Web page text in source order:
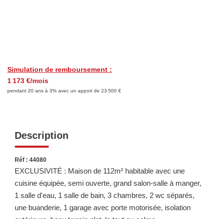
Simulation de remboursement :
1 173 €/mois
pendant 20 ans à 3% avec un apport de 23 500 €
Description
Réf : 44080
EXCLUSIVITÉ : Maison de 112m² habitable avec une
cuisine équipée, semi ouverte, grand salon-salle à manger,
1 salle d'eau, 1 salle de bain, 3 chambres, 2 wc séparés,
une buanderie, 1 garage avec porte motorisée, isolation